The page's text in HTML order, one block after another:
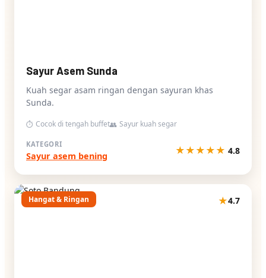
Sayur Asem Sunda
Kuah segar asam ringan dengan sayuran khas
Sunda.
⏱ Cocok di tengah buffet👥 Sayur kuah segar
KATEGORI
Sayur asem bening ★★★★★ 4.8
Hangat & Ringan ★4.7